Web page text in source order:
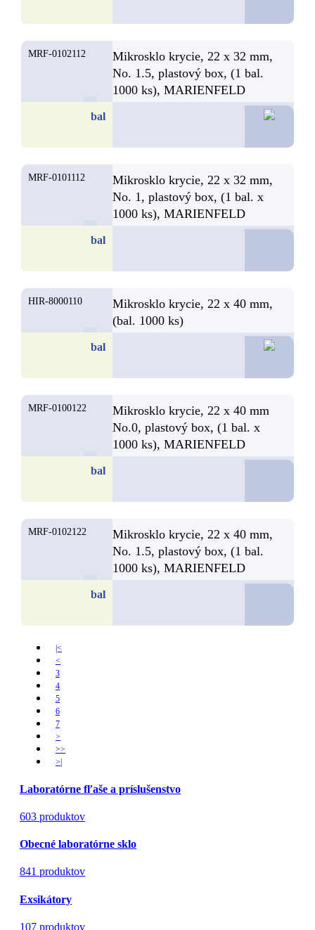
MRF-0102112
Mikrosklo krycie, 22 x 32 mm,
No. 1.5, plastový box, (1 bal.
1000 ks), MARIENFELD
bal
MRF-0101112
Mikrosklo krycie, 22 x 32 mm,
No. 1, plastový box, (1 bal. x
1000 ks), MARIENFELD
bal
HIR-8000110
Mikrosklo krycie, 22 x 40 mm,
(bal. 1000 ks)
bal
MRF-0100122
Mikrosklo krycie, 22 x 40 mm
No.0, plastový box, (1 bal. x
1000 ks), MARIENFELD
bal
MRF-0102122
Mikrosklo krycie, 22 x 40 mm,
No. 1.5, plastový box, (1 bal.
1000 ks), MARIENFELD
bal
|<
<
3
4
5
6
7
>
>>
>|
Laboratórne fľaše a príslušenstvo
603 produktov
Obecné laboratórne sklo
841 produktov
Exsikátory
107 produktov